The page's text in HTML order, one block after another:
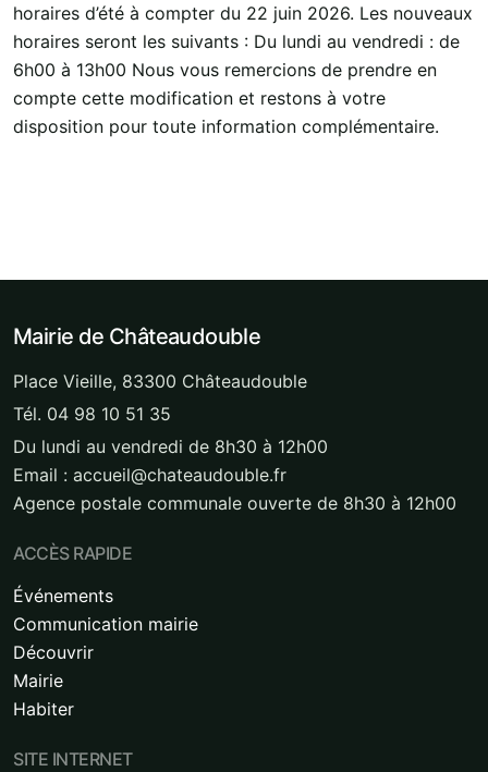
horaires d’été à compter du 22 juin 2026. Les nouveaux
horaires seront les suivants : Du lundi au vendredi : de
6h00 à 13h00 Nous vous remercions de prendre en
compte cette modification et restons à votre
disposition pour toute information complémentaire.
Mairie de Châteaudouble
Place Vieille, 83300 Châteaudouble
Tél. 04 98 10 51 35
Du lundi au vendredi de 8h30 à 12h00
Email : accueil@chateaudouble.fr
Agence postale communale ouverte de 8h30 à 12h00
ACCÈS RAPIDE
Événements
Communication mairie
Découvrir
Mairie
Habiter
SITE INTERNET